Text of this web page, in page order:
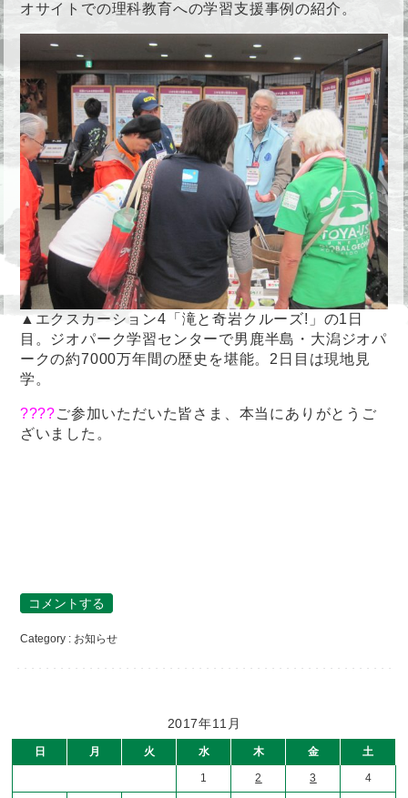
オサイトでの理科教育への学習支援事例の紹介。
▲エクスカーション4「滝と奇岩クルーズ!」の1日
目。ジオパーク学習センターで男鹿半島・大潟ジオパ
ークの約7000万年間の歴史を堪能。2日目は現地見
学。
????ご参加いただいた皆さま、本当にありがとうご
ざいました。
コメントする
Category : お知らせ
2017年11月
日 月 火 水 木 金 土
1 2 3 4